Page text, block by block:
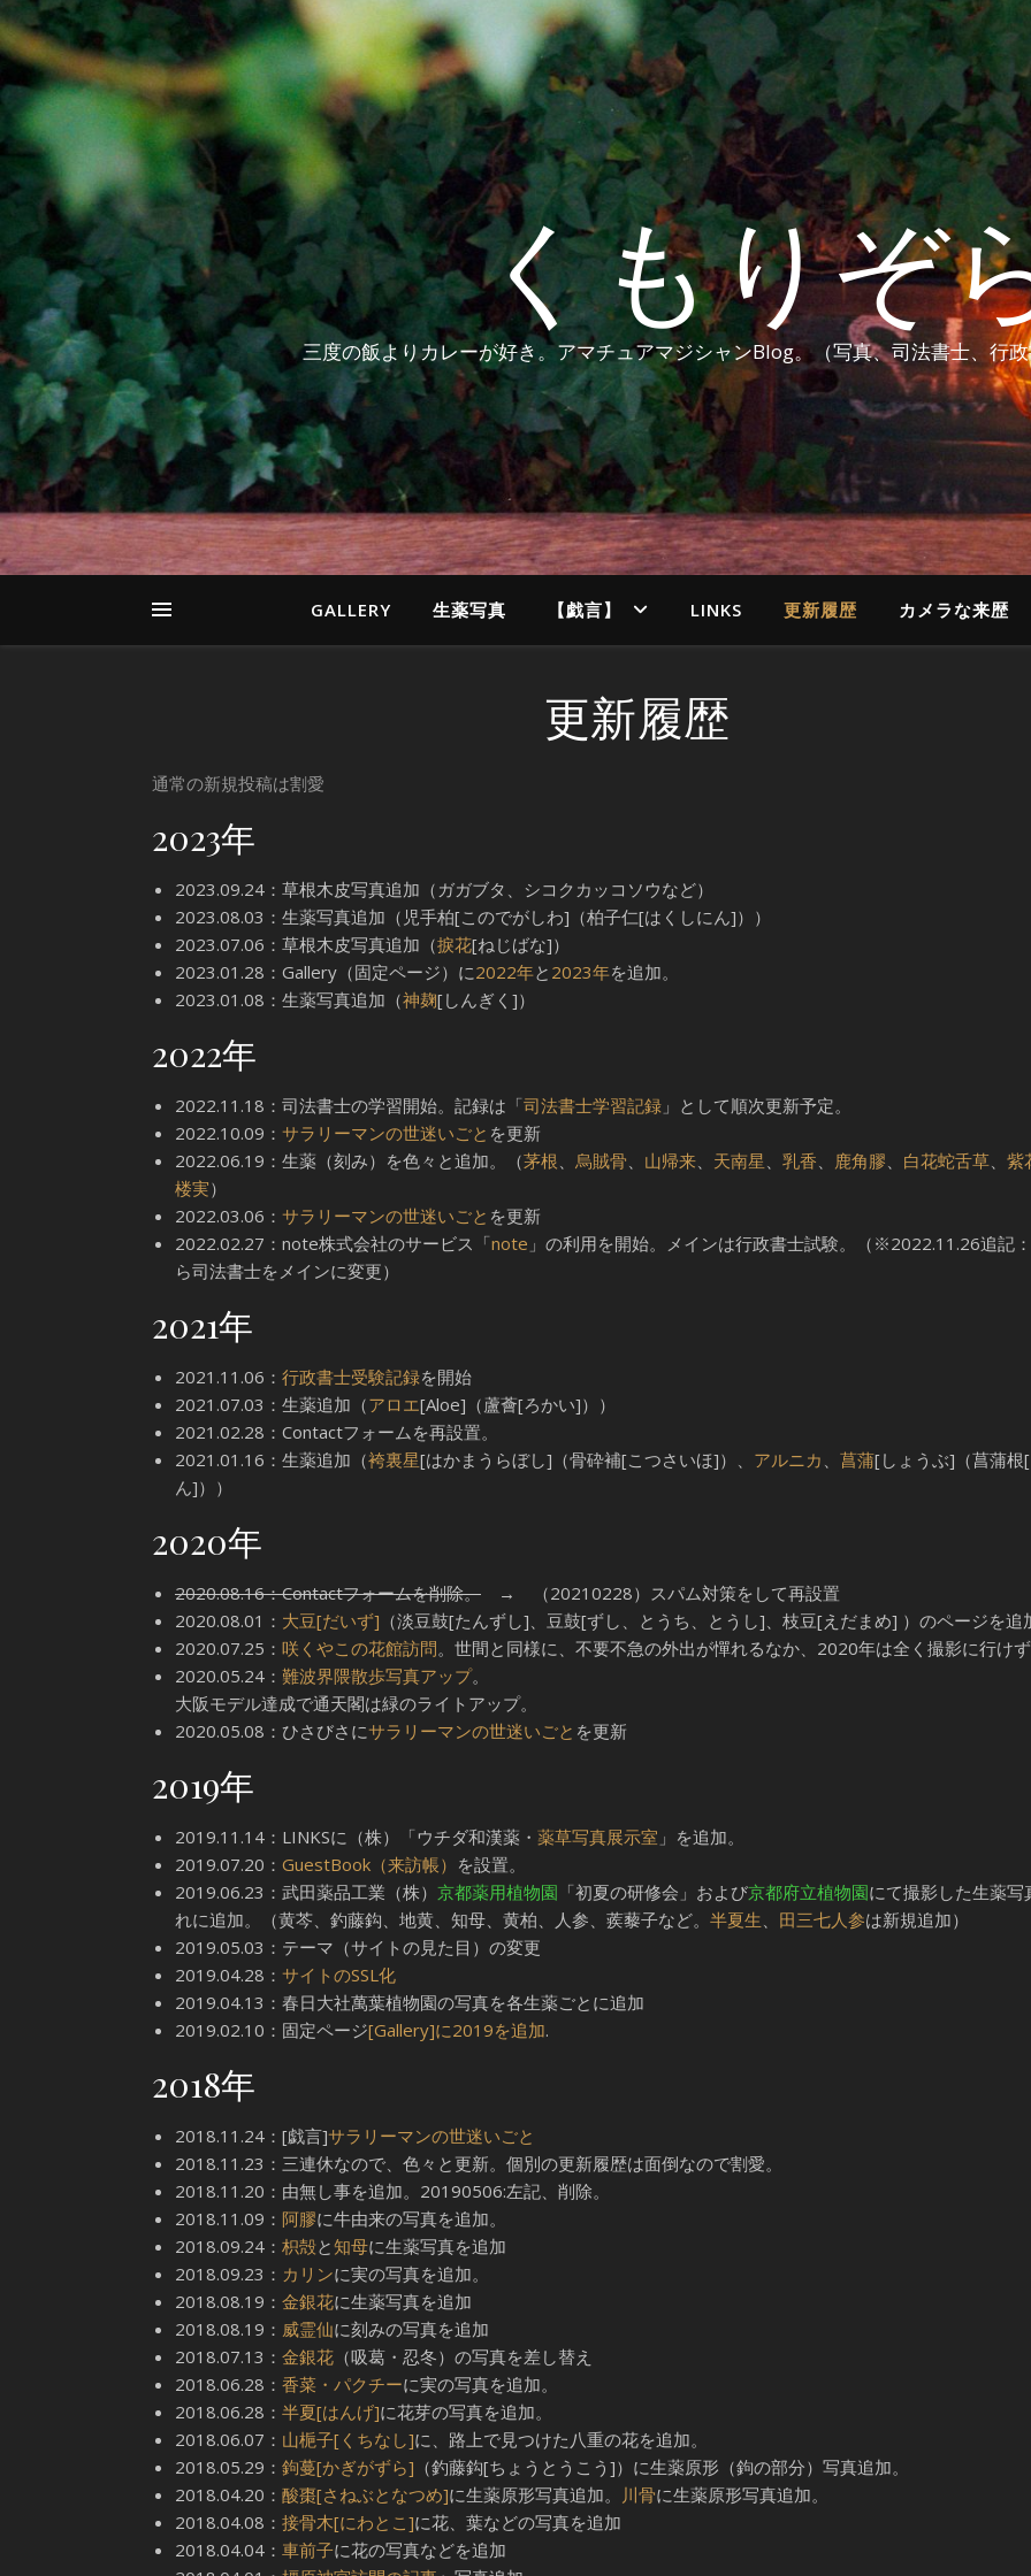
くもりぞ
三度の飯よりカレーが好き。アマチュアマジシャンBlog。（写真、司法書士、行
GALLERY 生薬写真 【戯言】 LINKS 更新履歴 カメラな来歴
更新履歴
通常の新規投稿は割愛
2023年
2023.09.24：草根木皮写真追加（ガガブタ、シコクカッコソウなど）
2023.08.03：生薬写真追加（児手柏[このでがしわ]（柏子仁[はくしにん]））
2023.07.06：草根木皮写真追加（捩花[ねじばな]）
2023.01.28：Gallery（固定ページ）に2022年と 2023年を追加。
2023.01.08：生薬写真追加（神麹[しんぎく]）
2022年
2022.11.18：司法書士の学習開始。記録は「司法書士学習記録 」として順次更新予定。
2022.10.09： サラリーマンの世迷いごと を更新
2022.06.19：生薬（刻み）を色々と追加。（茅根、 烏賊骨、 山帰来、 天南星 、 乳香、 鹿角膠、 白花蛇舌草、 紫
楼実）
2022.03.06： サラリーマンの世迷いごと を更新
2022.02.27：note株式会社のサービス「note 」の利用を開始。メインは行政書士試験。（※2022.11.26追記
ら司法書士をメインに変更）
2021年
2021.11.06： 行政書士受験記録を開始
2021.07.03：生薬追加（アロエ[Aloe]（蘆薈[ろかい]））
2021.02.28：Contactフォームを再設置。
2021.01.16：生薬追加（袴裏星[はかまうらぼし]（骨砕補[こつさいほ]）、 アルニカ 、 菖蒲[しょうぶ]（菖蒲根
ん]））
2020年
2020.08.16：Contactフォームを削除。 → （20210228）スパム対策をして再設置
2020.08.01： 大豆[だいず] （淡豆鼓[たんずし]、豆鼓[ずし、とうち、とうし]、枝豆[えだまめ] ）のページを追
2020.07.25： 咲くやこの花館訪問。世間と同様に、不要不急の外出が憚れるなか、2020年は全く撮影に行けず
2020.05.24： 難波界隈散歩写真アップ。
大阪モデル達成で通天閣は緑のライトアップ。
2020.05.08：ひさびさにサラリーマンの世迷いごと を更新
2019年
2019.11.14：LINKSに（株）「ウチダ和漢薬・ 薬草写真展示室 」を追加。
2019.07.20： GuestBook（来訪帳） を設置。
2019.06.23：武田薬品工業（株） 京都薬用植物園 「初夏の研修会」および京都府立植物園にて撮影した生薬写
れに追加。（黄芩、釣藤鈎、地黄、知母、黄柏、人参、蒺藜子など。 半夏生、 田三七人参は新規追加）
2019.05.03：テーマ（サイトの見た目）の変更
2019.04.28： サイトのSSL化
2019.04.13：春日大社萬葉植物園の写真を各生薬ごとに追加
2019.02.10：固定ページ[Gallery]に2019を追加.
2018年
2018.11.24：[戯言]サラリーマンの世迷いごと
2018.11.23：三連休なので、色々と更新。個別の更新履歴は面倒なので割愛。
2018.11.20：由無し事を追加。20190506:左記、削除。
2018.11.09： 阿膠に牛由来の写真を追加。
2018.09.24： 枳殻と知母に生薬写真を追加
2018.09.23： カリンに実の写真を追加。
2018.08.19： 金銀花に生薬写真を追加
2018.08.19： 威霊仙に刻みの写真を追加
2018.07.13： 金銀花 （吸葛・忍冬）の写真を差し替え
2018.06.28： 香菜・パクチーに実の写真を追加。
2018.06.28： 半夏[はんげ]に花芽の写真を追加。
2018.06.07： 山梔子[くちなし]に、路上で見つけた八重の花を追加。
2018.05.29： 鉤蔓[かぎがずら] （釣藤鈎[ちょうとうこう]）に生薬原形（鉤の部分）写真追加。
2018.04.20： 酸棗[さねぶとなつめ]に生薬原形写真追加。 川骨に生薬原形写真追加。
2018.04.08： 接骨木[にわとこ]に花、葉などの写真を追加
2018.04.04： 車前子に花の写真などを追加